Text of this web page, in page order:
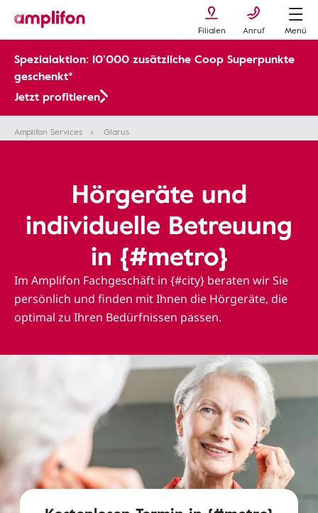
Filialen Anruf Menü
Spezialaktion: 10’000 zusätzliche Coop Superpunkte
geschenkt*
Jetzt profitieren
Amplifon Services Glarus
Hörgeräte und
individuelle Betreuung
in {#metro}
Im Amplifon Fachgeschäft in {#city} beraten wir Sie
persönlich und finden mit Ihnen die Hörgeräte, die
optimal zu Ihren Bedürfnissen passen.